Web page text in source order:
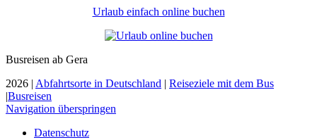
Urlaub einfach online buchen
Busreisen ab Gera
2026 | Abfahrtsorte in Deutschland | Reiseziele mit dem Bus
|Busreisen
Navigation überspringen
Datenschutz